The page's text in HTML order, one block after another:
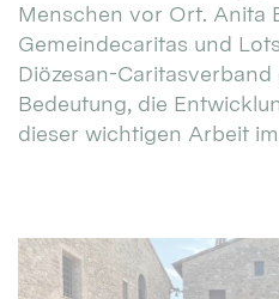
Menschen vor Ort. Anita
Gemeindecaritas und
Diözesan-
Bedeutung, die
dieser wichtigen Arbeit im